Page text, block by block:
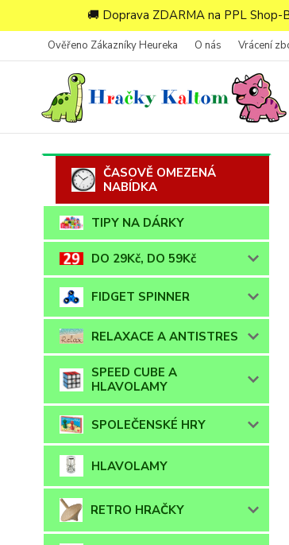
🚚 Doprava ZDARMA na PPL
Ověřeno Zákazníky Heureka O nás Vrácení
ČASOVĚ OMEZENÁ
NABÍDKA
TIPY NA DÁRKY
DO 29Kč, DO 59Kč
FIDGET SPINNER
RELAXACE A ANTISTRES
SPEED CUBE A
HLAVOLAMY
SPOLEČENSKÉ HRY
HLAVOLAMY
RETRO HRAČKY